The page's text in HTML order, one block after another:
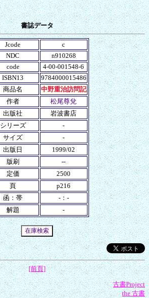
書誌データ
Jcode
c
NDC
n910268
code
4-00-001548-6
ISBN13
9784000015486
商品名
中野重治訪問記
作者
松尾尊兌
出版社
岩波書店
シリーズ
-
サイズ
-
出版日
1999/02
版刷
--
定価
2500
頁
p216
函：帯
-：-
解題
-
[前頁]
古書Project
the 古書